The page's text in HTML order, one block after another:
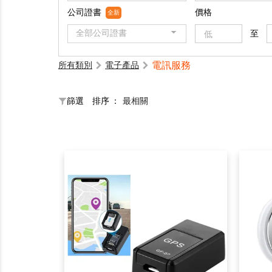
公司證書 全新
全部公司證書
價格
至
所有類別 電子產品 電訊服務
篩選 排序 ： 最相關